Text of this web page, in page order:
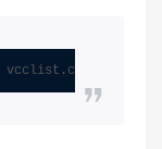
vcclist.com